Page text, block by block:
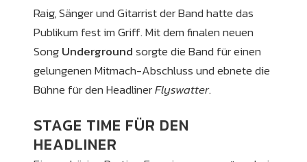
Raig, Sänger und Gitarrist der Band hatte das
Publikum fest im Griff. Mit dem finalen neuen
SongUndergroundsorgte die Band für einen
gelungenen Mitmach-Abschluss und ebnete die
Bühne für den HeadlinerFlyswatter.
STAGE TIME FÜR DEN
HEADLINER